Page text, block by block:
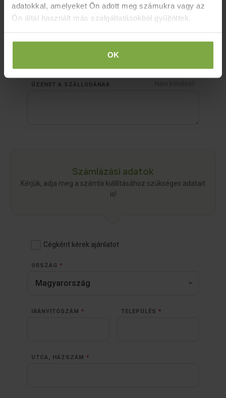
adatokkal, amelyeket Ön adott meg számukra vagy az
Ön által használt más szolgáltatásokból gyűjtöttek.
OK
ÜZENET A SZÁLLODÁNAK
Számlázási adatok
Kérjük, adja meg a számla kiállításához szükséges adatait
is!
Cégként kérek ajánlatot
ORSZÁG *
IRÁNYÍTÓSZÁM * TELEPÜLÉS *
UTCA, HÁZSZÁM *